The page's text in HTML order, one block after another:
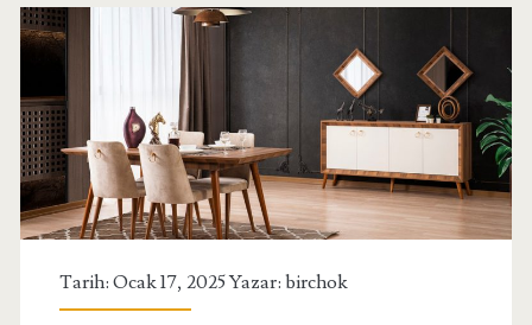
Etiket:
<span>Bursa
İnegöl
Mobilya
Mağazaları</span>
Tarih: Ocak 17, 2025 Yazar: birchok